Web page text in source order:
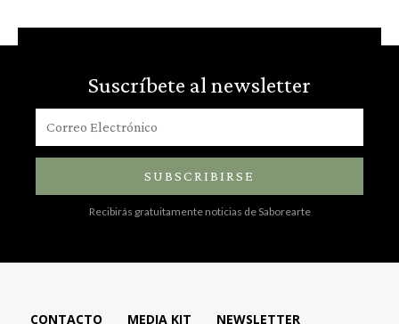
Suscríbete al newsletter
SUBSCRIBIRSE
Recibirás gratuitamente noticias de Saborearte
CONTACTO MEDIA KIT NEWSLETTER